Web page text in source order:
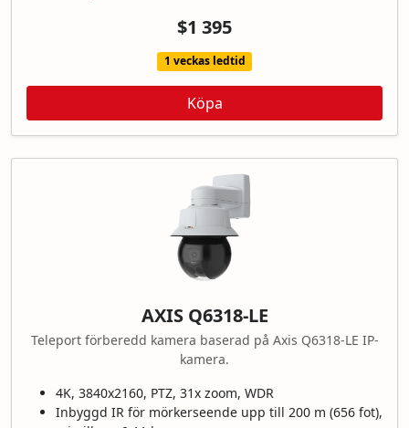
$1 395
1 veckas ledtid
Köpa
AXIS Q6318-LE
Teleport förberedd kamera baserad på Axis Q6318-LE IP-
kamera.
4K, 3840x2160, PTZ, 31x zoom, WDR
Inbyggd IR för mörkerseende upp till 200 m (656 fot),